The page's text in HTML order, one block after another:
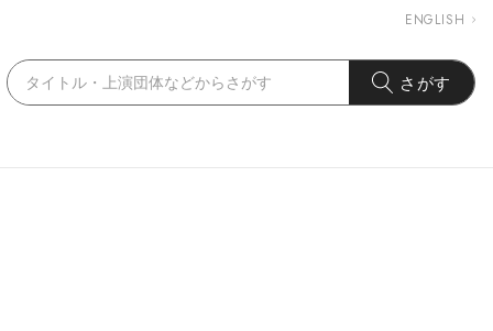
ENGLISH
さがす